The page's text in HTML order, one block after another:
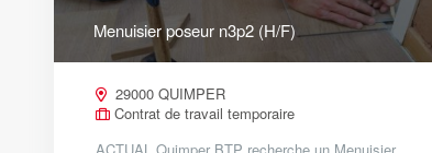
Menuisier poseur n3p2 (H/F)
29000 QUIMPER
Contrat de travail temporaire